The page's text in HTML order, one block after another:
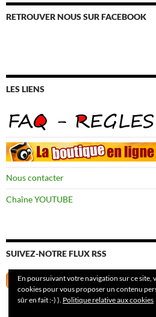
RETROUVER NOUS SUR FACEBOOK
LES LIENS
Nous contacter
Chaîne YOUTUBE
SUIVEZ-NOTRE FLUX RSS
En poursuivant votre navigation sur ce site,
cookies pour vous proposer un contenu
sûr en fait :-) ). Politique relative aux cookies